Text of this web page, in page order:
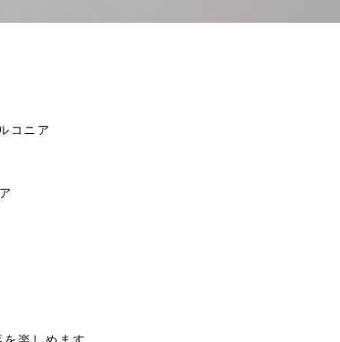
コニア